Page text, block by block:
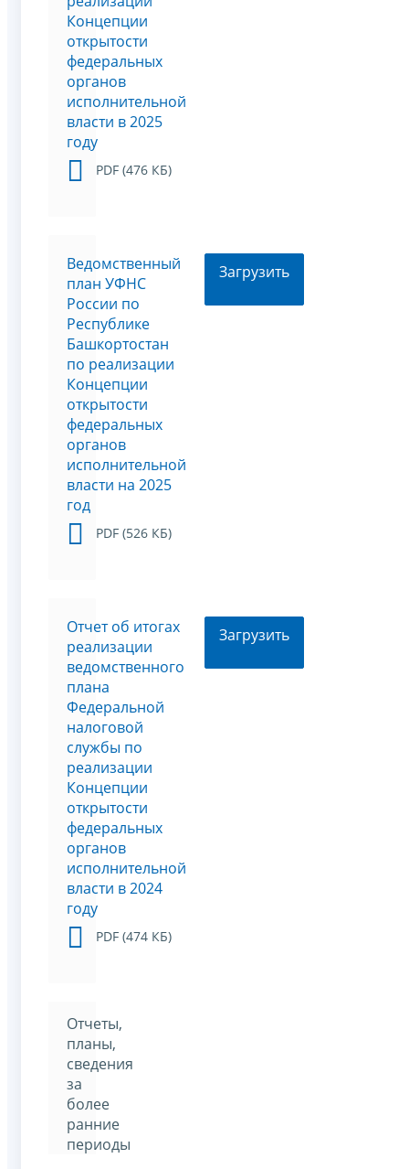
Концепции
открытости
федеральных
органов
исполнительной
власти в 2025
году
PDF (476 КБ)
Ведомственный
план УФНС
России по
Республике
Башкортостан
по реализации
Концепции
открытости
федеральных
органов
исполнительной
власти на 2025
год
PDF (526 КБ)
Загрузить
Отчет об итогах
реализации
ведомственного
плана
Федеральной
налоговой
службы по
реализации
Концепции
открытости
федеральных
органов
исполнительной
власти в 2024
году
PDF (474 КБ)
Загрузить
Отчеты,
планы,
сведения
за
более
ранние
периоды